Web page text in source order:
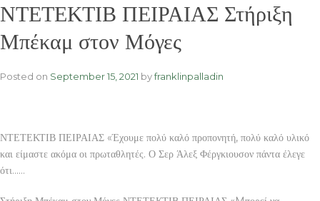
ΝΤΕΤΕΚΤΙΒ ΠΕΙΡΑΙΑΣ Στήριξη
Μπέκαμ στον Μόγες
Posted on September 15, 2021 byfranklinpalladin
ΝΤΕΤΕΚΤΙΒ ΠΕΙΡΑΙΑΣ «Έχουμε πολύ καλό προπονητή, πολύ καλό υλικό
και είμαστε ακόμα οι πρωταθλητές. Ο Σερ Άλεξ Φέργκιουσον πάντα έλεγε
ότι……